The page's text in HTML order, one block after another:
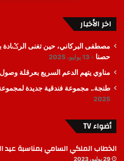
اخر الأخبار
مصطفى البركاني، حين تغنى الرݣادة
حصنا
13 يوليو، 2025
مناوي يتهم الدعم السريع بعرقلة وصول
طنجة.. مجموعة فندقية جديدة لمجموعة
2025
أضواء TV
الخطاب الملكي السامي بمناسبة عيد
29 يوليو، 2023